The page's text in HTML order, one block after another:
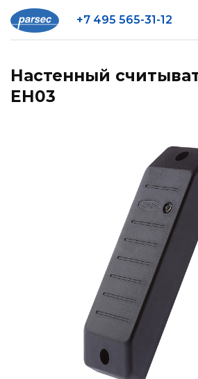
+7 495 565-31-12
Настенный
EH03